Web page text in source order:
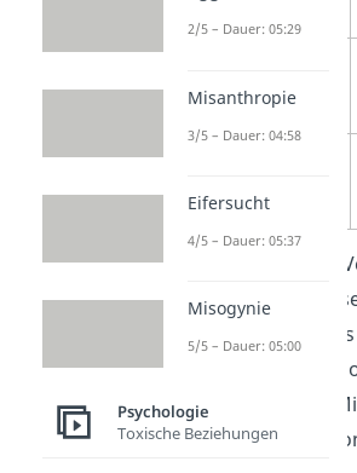
Rechtschreibung
kommen
Du solltest dir beim
Texte genug Zeit
stellst du sicher,
relevanten
und vermeidest so
in der
2/5 – Dauer: 05:29
Misanthropie
3/5 – Dauer: 04:58
Eifersucht
4/5 – Dauer: 05:37
Misogynie
5/5 – Dauer: 05:00
Psychologie
Toxische Beziehungen